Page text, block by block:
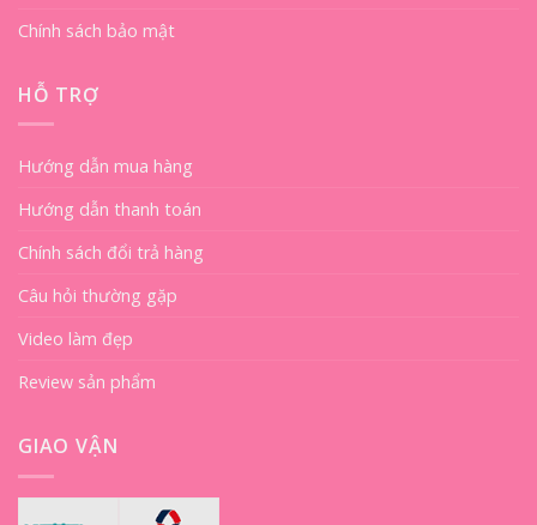
Chính sách bảo mật
HỖ TRỢ
Hướng dẫn mua hàng
Hướng dẫn thanh toán
Chính sách đổi trả hàng
Câu hỏi thường gặp
Video làm đẹp
Review sản phẩm
GIAO VẬN